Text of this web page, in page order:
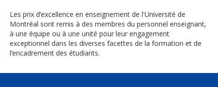
Les prix d’excellence en enseignement de l'Université de
Montréal sont remis à des membres du personnel enseignant,
à une équipe ou à une unité pour leur engagement
exceptionnel dans les diverses facettes de la formation et de
l’encadrement des étudiants.